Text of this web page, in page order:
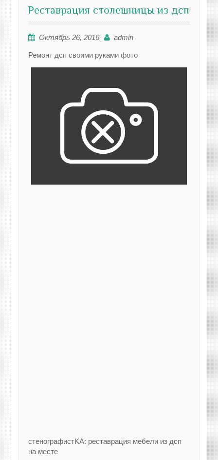
Реставрация столешницы из дсп
Октябрь 26, 2016 admin
Ремонт дсп своими руками фото
стенографистKA: реставрация мебели из дсп
на месте